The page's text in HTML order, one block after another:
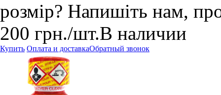
розмір? Напишіть нам,
200 грн./шт.В наличии
Купить Оплата и доставкаОбратный звонок